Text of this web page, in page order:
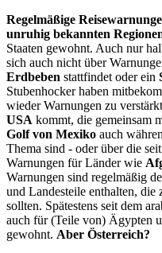
Regelmäßige
unruhig bekannten
Staaten gewohnt. Auch nur
sich auch nicht über
Erdbeben stattfindet oder ein
Stubenhocker haben
wieder Warnungen zu
USA kommt, die gemeinsam
Golf von Mexiko auch
Thema sind - oder über die
Warnungen für Länder wie
Warnungen sind regelmäßig
und Landesteile enthalten, die
sollten. Spätestens seit dem
auch für (Teile von) Ägypten
gewohnt. Aber Österreich?